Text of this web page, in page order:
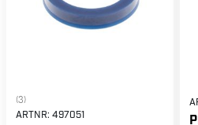
(3)
ARTNR: 497051